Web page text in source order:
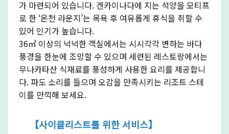
가 마련되어 있습니다. 겐카이나다에 지는 석양을 모티프
로 한 ‘온천 라운지’는 목욕 후 여유롭게 휴식을 취할 수
있어 인기가 높습니다.
36㎡ 이상의 넉넉한 객실에서는 시시각각 변하는 바다
풍경을 한눈에 조망할 수 있으며 세련된 레스토랑에서는
무나카타산 식재료를 풍성하게 사용한 요리를 제공합니
다. 파도 소리를 들으며 오감을 만족시키는 리조트 스테
이를 만끽해 보세요.
【사이클리스트를 위한 서비스】